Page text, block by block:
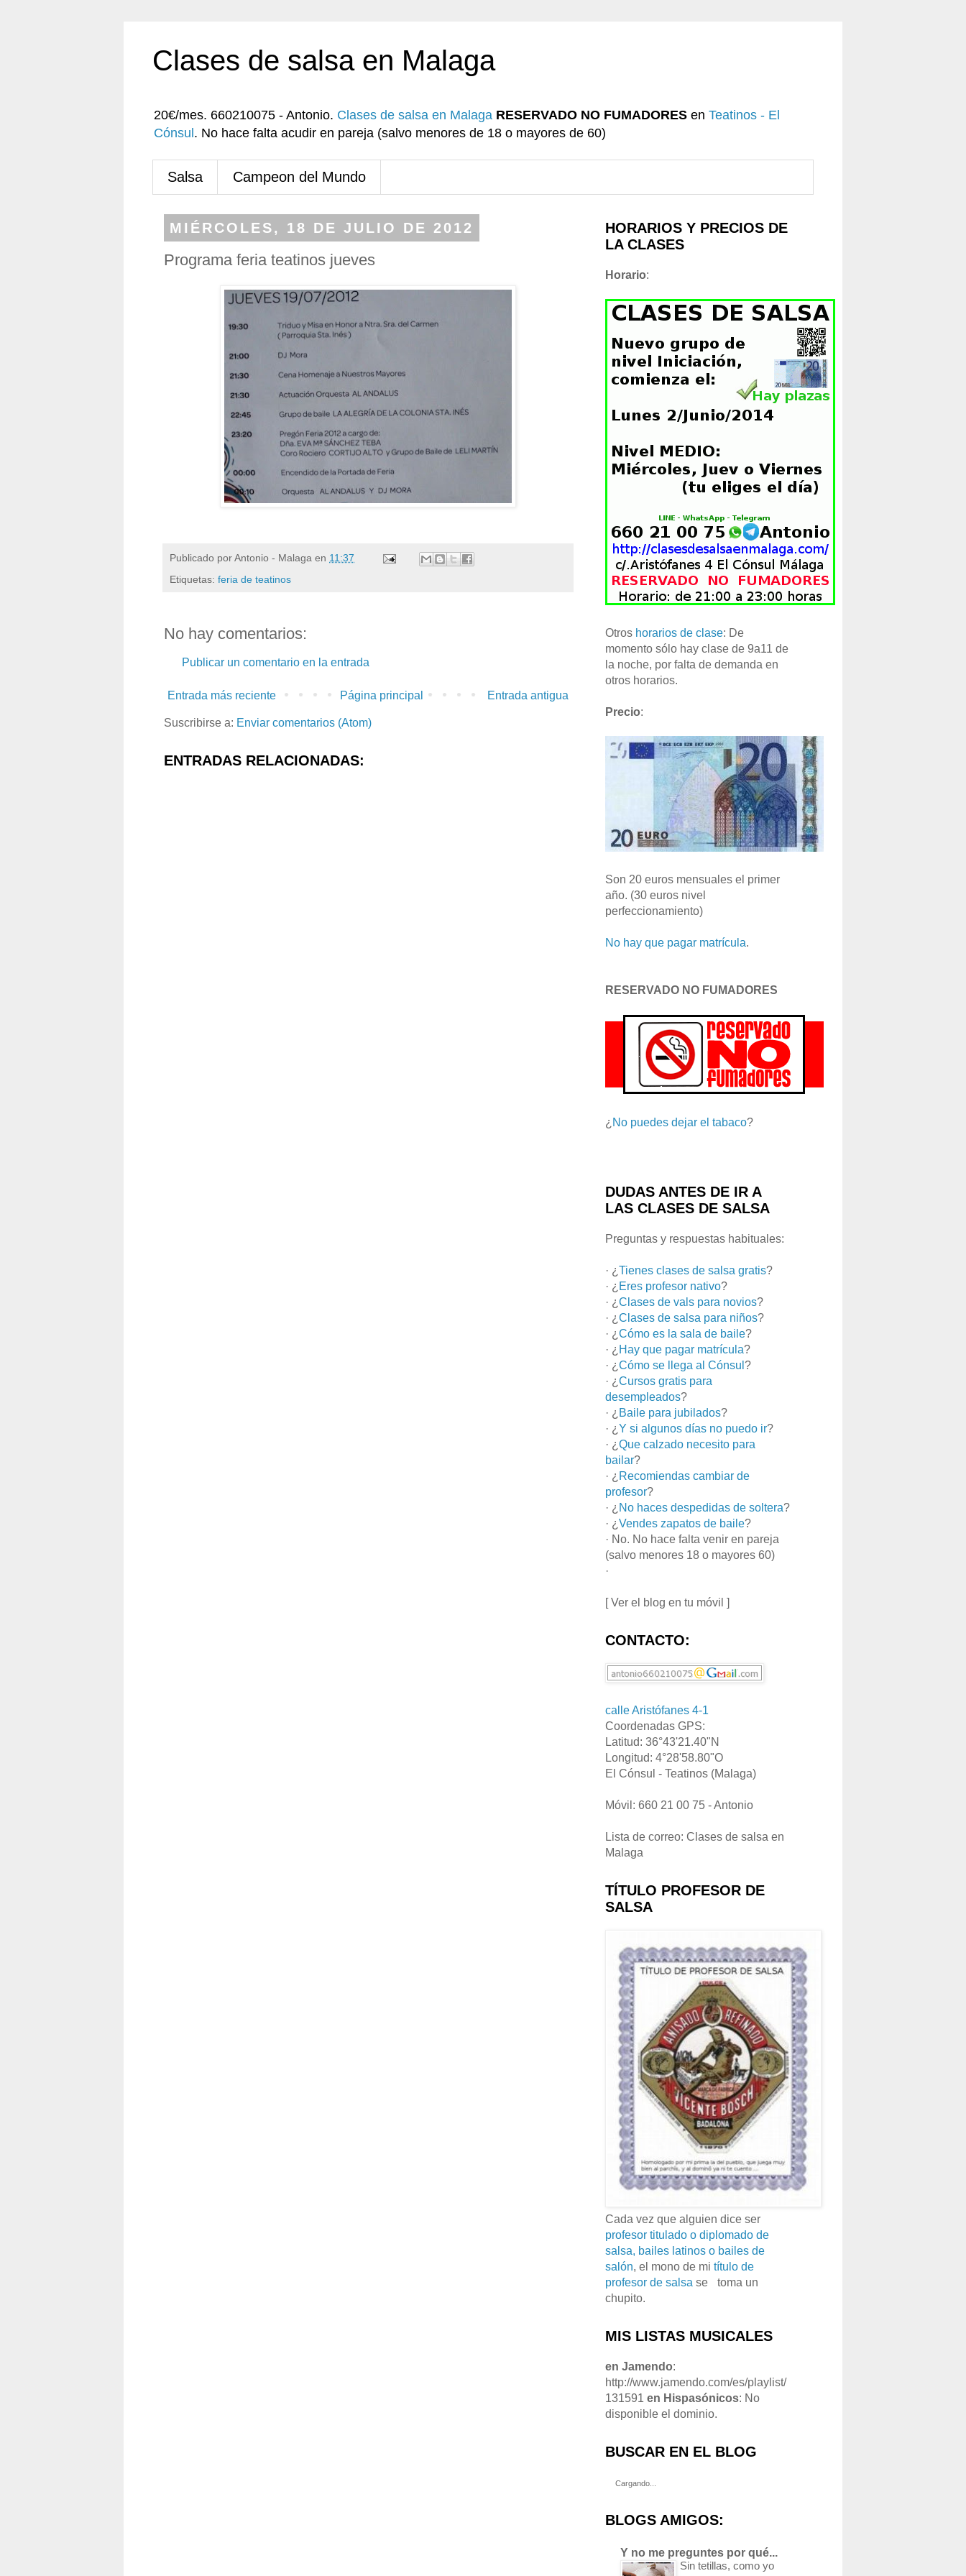
Clases de salsa en Malaga
20€/mes. 660210075 - Antonio. Clases de salsa en Malaga RESERVADO NO FUMADORES en Teatinos - El
Cónsul . No hace falta acudir en pareja (salvo menores de 18 o mayores de 60)
Salsa Campeon del Mundo
MIÉRCOLES, 18 DE JULIO DE 2012
Programa feria teatinos jueves
Publicado porAntonio - Malaga en 11:37
Etiquetas: feria de teatinos
No hay comentarios:
Publicar un comentario en la entrada
Entrada más reciente Entrada antigua
Página principal
Suscribirse a: Enviar comentarios (Atom)
ENTRADAS RELACIONADAS:
HORARIOS Y PRECIOS DE
LA CLASES
Horario:
Otros horarios de clase: De
momento sólo hay clase de 9a11 de
la noche, por falta de demanda en
otros horarios.
Precio:
Son 20 euros mensuales el primer
año. (30 euros nivel
perfeccionamiento)
No hay que pagar matrícula.
RESERVADO NO FUMADORES
¿ No puedes dejar el tabaco?
DUDAS ANTES DE IR A
LAS CLASES DE SALSA
Preguntas y respuestas habituales:
· ¿ Tienes clases de salsa gratis?
· ¿ Eres profesor nativo?
· ¿ Clases de vals para novios?
· ¿ Clases de salsa para niños?
· ¿ Cómo es la sala de baile?
· ¿ Hay que pagar matrícula?
· ¿ Cómo se llega al Cónsul ?
· ¿ Cursos gratis para
desempleados?
· ¿ Baile para jubilados?
· ¿ Y si algunos días no puedo ir?
· ¿ Que calzado necesito para
bailar?
· ¿ Recomiendas cambiar de
profesor?
· ¿ No haces despedidas de soltera?
· ¿ Vendes zapatos de baile?
· No. No hace falta venir en pareja
(salvo menores 18 o mayores 60)
·
[ Ver el blog en tu móvil ]
CONTACTO:
calle Aristófanes 4-1
Coordenadas GPS:
Latitud: 36°43'21.40"N
Longitud: 4°28'58.80"O
El Cónsul - Teatinos (Malaga)
Móvil: 660 21 00 75 - Antonio
Lista de correo: Clases de salsa en
Malaga
TÍTULO PROFESOR DE
SALSA
Cada vez que alguien dice ser
profesor titulado o diplomado de
salsa, bailes latinos o bailes de
salón, el mono de mi título de
profesor de salsa se
toma un
chupito.
MIS LISTAS MUSICALES
en Jamendo:
http://www.jamendo.com/es/playlist/
131591 en Hispasónicos: No
disponible el dominio.
BUSCAR EN EL BLOG
Cargando...
BLOGS AMIGOS:
Y no me preguntes por qué...
Sin tetillas, como yo